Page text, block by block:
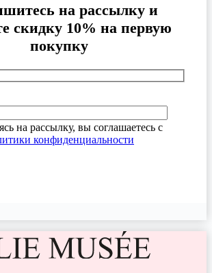
на рассылку и
скидку 10% на первую
покупку
на рассылку, вы соглашаетесь с
конфиденциальности